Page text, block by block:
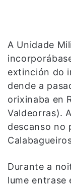
A Unidade
extinción do
dende a
orixinaba en
Valdeorras).
descanso no
Durante a
lume entrase